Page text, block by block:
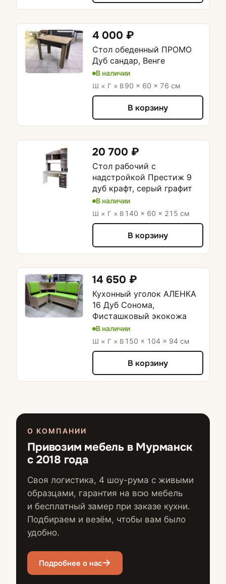
4 000 ₽
Стол обеденный ПРОМО
Дуб сандар, Венге
В наличии
Ш × Г × В90 × 60 × 76 см
В корзину
20 700 ₽
Стол рабочий с
надстройкой Престиж 9
дуб крафт, серый графит
В наличии
Ш × Г × В 140 × 60 × 215 см
В корзину
14 650 ₽
Кухонный уголок АЛЕНКА
16 Дуб Сонома,
Фисташковый экокожа
В наличии
Ш × Г × В 150 × 104 × 94 см
В корзину
О КОМПАНИИ
Привозим мебель в Мурманск
с 2018 года
Своя логистика, 4 шоу-рума с живыми
образцами, гарантия на всю мебель
и бесплатный замер при заказе кухни.
Подбираем и везём, чтобы вам было
удобно.
Подробнее о нас